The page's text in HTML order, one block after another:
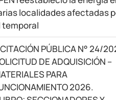
localidades afectadas
temporal
PÚBLICA N° 24/
DE ADQUISICIÓN –
PARA
2026.